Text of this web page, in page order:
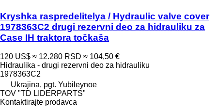
Kryshka raspredelitelya / Hydraulic valve cover
1978363C2 drugi rezervni deo za hidrauliku za
Case IH traktora točkaša
120 US$ ≈ 12.280 RSD ≈ 104,50 €
Hidraulika - drugi rezervni deo za hidrauliku
1978363C2
Ukrajina, pgt. Yubileynoe
TOV "TD LIDERPARTS"
Kontaktirajte prodavca